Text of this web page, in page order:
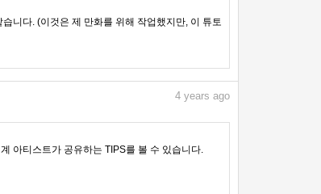
니다. (이것은 제 만화를 위해 작업했지만, 이 튜토
4 years ago
아티스트가 공유하는 TIPS를 볼 수 있습니다.